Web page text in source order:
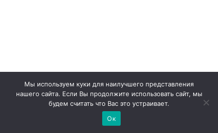
Мы используем куки для наилучшего представления
нашего сайта. Если Вы продолжите использовать сайт, мы
будем считать что Вас это устраивает.
Ок